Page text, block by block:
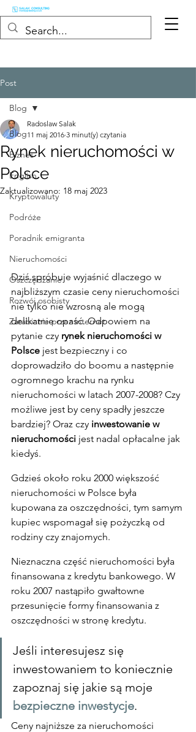
Post
Blog
Biznes
English
Kryptowaluty
Podróże
Poradnik emigranta
Nieruchomości
Oszczędzanie
Rozwój osobisty
Zarabianie przez internet
Blog
Rynek nieruchomości w
Polsce
Radoslaw Salak
11 maj 2016 3 minut(y) czytania
Zaktualizowano: 18 maj 2023
Dziś spróbuje wyjaśnić dlaczego w
najbliższym czasie ceny nieruchomości
nie tylko nie wzrosną ale mogą
delikatnie opaść. Odpowiem na
pytanie czy rynek nieruchomości w
Polsce jest bezpieczny i co
doprowadziło do boomu a następnie
ogromnego krachu na rynku
nieruchomości w latach 2007-2008? Czy
możliwe jest by ceny spadły jeszcze
bardziej? Oraz czy inwestowanie w
nieruchomości jest nadal opłacalne jak
kiedyś.
Gdzieś około roku 2000 większość
nieruchomości w Polsce była
kupowana za oszczędności, tym samym
kupiec wspomagał się pożyczką od
rodziny czy znajomych.
Nieznaczna część nieruchomości była
finansowana z kredytu bankowego. W
roku 2007 nastąpiło gwałtowne
przesunięcie formy finansowania z
oszczędności w stronę kredytu.
Jeśli interesujesz się
inwestowaniem to koniecznie
zapoznaj się jakie są moje
bezpieczne inwestycje.
Ceny najniższe za nieruchomości